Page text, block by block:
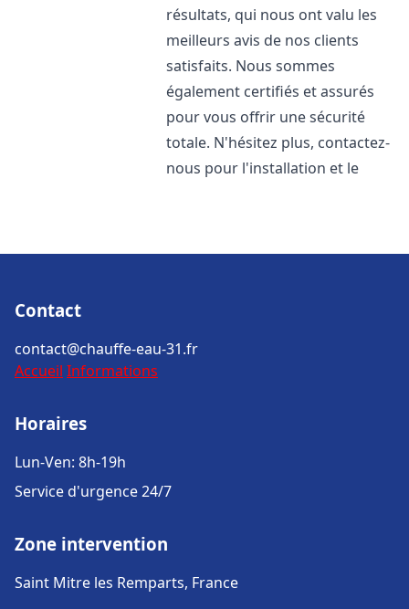
résultats, qui nous ont valu les
meilleurs avis de nos clients
satisfaits. Nous sommes
également certifiés et assurés
pour vous offrir une sécurité
totale. N'hésitez plus, contactez-
nous pour l'installation et le
Contact
contact@chauffe-eau-31.fr
Accueil Informations
Horaires
Lun-Ven: 8h-19h
Service d'urgence 24/7
Zone intervention
Saint Mitre les Remparts, France